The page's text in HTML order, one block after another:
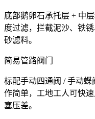
底部鹅卵石承托层 + 中
度过滤，拦截泥沙、铁
砂滤料。
简易管路阀门
标配手动四通阀 / 手动
作简单，工地工人可快
塞压差。